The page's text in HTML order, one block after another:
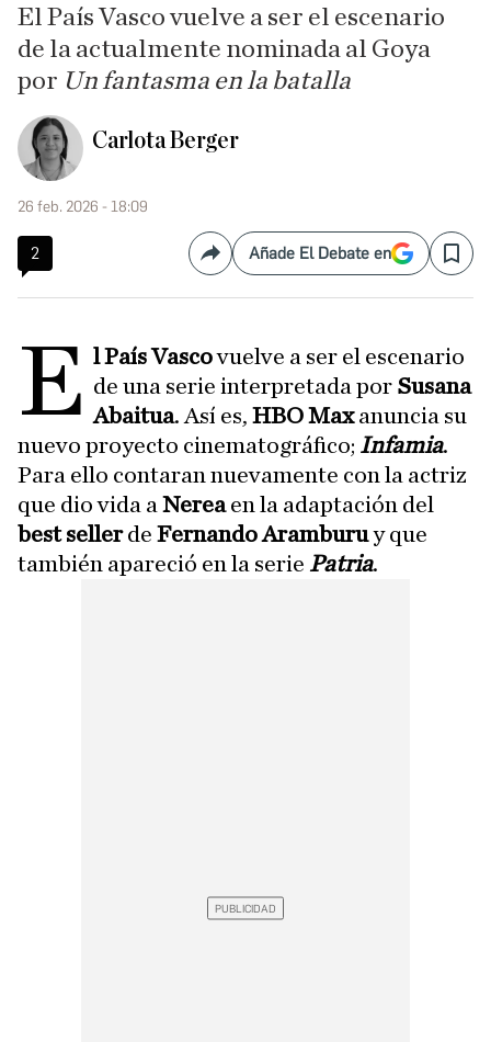
El País Vasco vuelve a ser el escenario
de la actualmente nominada al Goya
por Un fantasma en la batalla
Carlota Berger
26 feb. 2026 - 18:09
2 CompartirAñade El Debate en Save
E l País Vascovuelve a ser el escenario
de una serie interpretada por Susana
Abaitua. Así es,HBO Maxanuncia su
nuevo proyecto cinematográfico; Infamia.
Para ello contaran nuevamente con la actriz
que dio vida a Nereaen la adaptación del
best sellerde Fernando Aramburuy que
también apareció en la serie Patria.